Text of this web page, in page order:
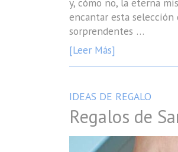
encantar esta
sorprendentes …
[Leer Más]
IDEAS DE REGALO
Regalos de